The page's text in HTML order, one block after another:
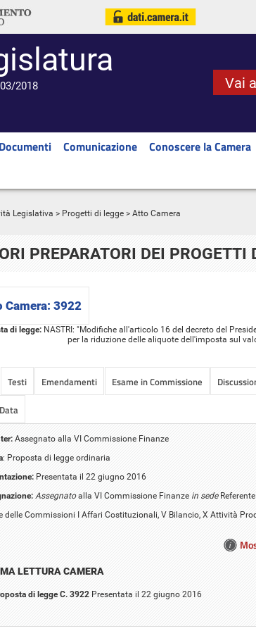
2018 Vai
Documenti Comunicazione Conoscere la Camera
Legislativa > Progetti di legge > Atto Camera
PREPARATORI DEI PROGETTI
Camera: 3922
di legge: NASTRI: "Modifiche all'articolo 16 del decreto del
per la riduzione delle aliquote dell'imposta sul
Testi Emendamenti Esame in Commissione
Assegnato alla VI Commissione Finanze
: Proposta di legge ordinaria
Presentata il 22 giugno 2016
Assegnatoalla VI Commissione Finanze in sede
delle Commissioni I Affari Costituzionali, V Bilancio, X Attività
LETTURA CAMERA
di legge C. 3922 Presentata il 22 giugno 2016